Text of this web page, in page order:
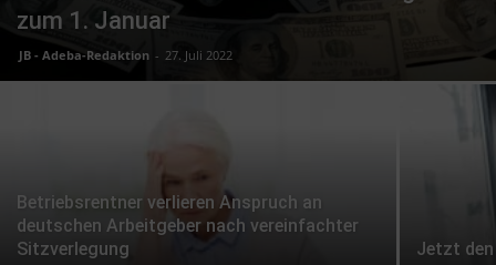
zum 1. Januar
JB - Adeba-Redaktion - 27. Juli 2022
Betriebsrentner verlieren Anspruch an
deutschen Arbeitgeber nach vereinfachter
Sitzverlegung
Jetzt den